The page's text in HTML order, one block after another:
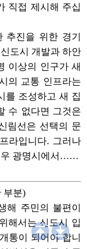
직접 제시해 주십
추진을 위한 경기
도시 개발과 하안
이상의 인구가 새
의 교통 인프라는
를 조성하고 새 집
수 없다면 그것은
림선은 선택의 문
라입니다. 그러나
우 광명시에서……
부분)
해 주민의 불편이
해서는 신도시 입
통이 되어야 합니